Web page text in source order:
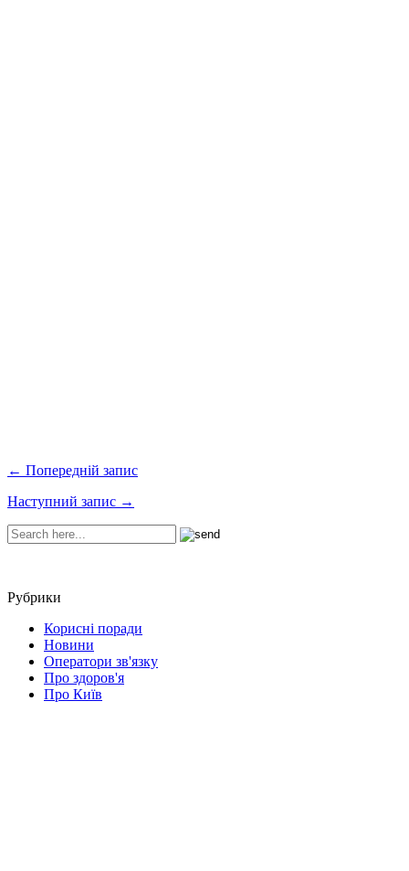
← Попередній запис
Наступний запис →
Рубрики
Корисні поради
Новини
Оператори зв'язку
Про здоров'я
Про Київ